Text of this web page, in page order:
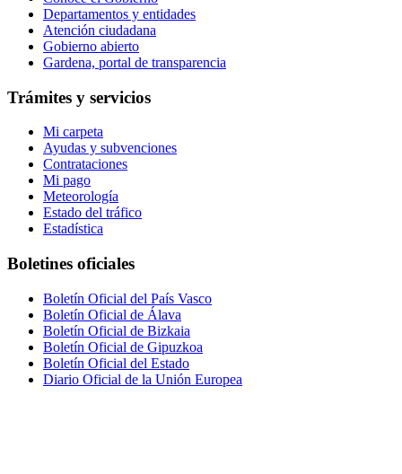
Departamentos y entidades
Atención ciudadana
Gobierno abierto
Gardena, portal de transparencia
Trámites y servicios
Mi carpeta
Ayudas y subvenciones
Contrataciones
Mi pago
Meteorología
Estado del tráfico
Estadística
Boletines oficiales
Boletín Oficial del País Vasco
Boletín Oficial de Álava
Boletín Oficial de Bizkaia
Boletín Oficial de Gipuzkoa
Boletín Oficial del Estado
Diario Oficial de la Unión Europea